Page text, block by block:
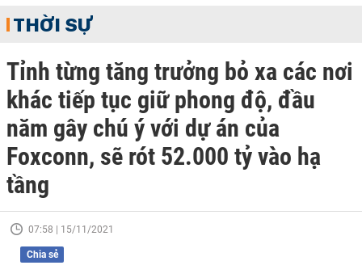
THỜI SỰ
Tỉnh từng tăng trưởng bỏ xa các nơi
khác tiếp tục giữ phong độ, đầu
năm gây chú ý với dự án của
Foxconn, sẽ rót 52.000 tỷ vào hạ
tầng
07:58 | 15/11/2021
Chia sẻ